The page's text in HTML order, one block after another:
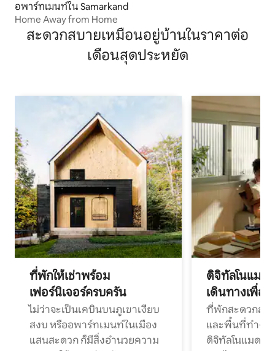
อพาร์ทเมนท์ใน Samarkand
Home Away from Home
สะดวกสบายเหมือนอยู่บ้านในราคาต่อ
เดือนสุดประหยัด
ที่พักให้เช่าพร้อม
เฟอร์นิเจอร์ครบครัน
ไม่ว่าจะเป็นเคบินบนภูเขาเงียบ
สงบ หรืออพาร์ทเมนท์ในเมือง
แสนสะดวก ก็มีสิ่งอำนวยความ
ดิจิทัลโนแมด
เดินทางเพื่อ
ที่พักสะดวกสบ
และพื้นที่ทำงา
ดิจิทัลโนแมดแ